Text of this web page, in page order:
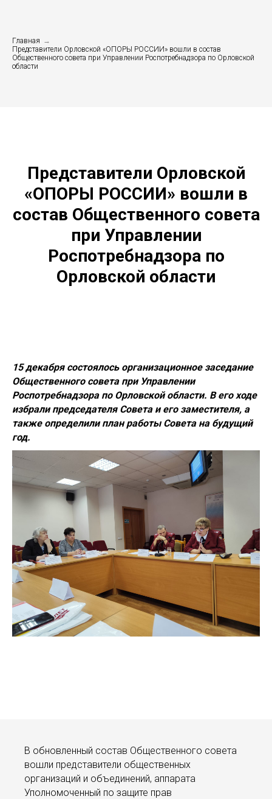
Главная →
Представители Орловской «ОПОРЫ РОССИИ» вошли в состав
Общественного совета при Управлении Роспотребнадзора по Орловской
области
Представители Орловской
«ОПОРЫ РОССИИ» вошли в
состав Общественного совета
при Управлении
Роспотребнадзора по
Орловской области
15 декабря состоялось организационное заседание
Общественного совета при Управлении
Роспотребнадзора по Орловской области. В его ходе
избрали председателя Совета и его заместителя, а
также определили план работы Совета на будущий
год.
В обновленный состав Общественного совета
вошли представители общественных
организаций и объединений, аппарата
Уполномоченный по защите прав